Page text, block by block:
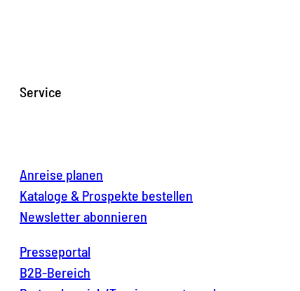
Service
Anreise planen
Kataloge & Prospekte bestellen
Newsletter abonnieren
Presseportal
B2B-Bereich